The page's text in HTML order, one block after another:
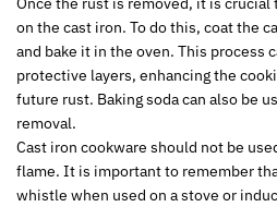
on the cast iron. To do this, coat the
and bake it in the oven. This process
protective layers, enhancing the
future rust. Baking soda can also be
removal.
Cast iron cookware should not be
flame. It is important to remember
whistle when used on a stove or